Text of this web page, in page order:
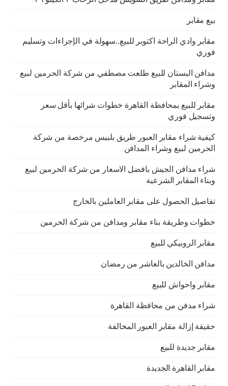
بيع مقابر
مقابر وادي الراحة اكتوبر للبيع..سهولة في الإجراءات وتسليم
فوري
مدافن البستان للبيع طلعت مصطفي من شركة الحرمين لبيع
وشراء المقابر
مقابر للبيع بمحافظة القاهرة خطوات شرائها بأقل سعر
وتسجيل فوري
كيفية شراء مقابر العبور طريق بلبيس مرخصة من شركة
الحرمين لبيع وشراء المدافن
شراء مدافن الجيش بافضل الاسعار من شركة الحرمين لبيع
وبناء المقابر الشرعية
تفاصيل الحصول على مقابر العاملين بالخارج
خطوات وطريقة بناء مقابر ومدافن من شركة الحرمين
مقابر الروبيكي للبيع
مدافن الخالدين بالعاشر من رمضان
مقابر واحواش للبيع
شراء مدفن من محافظة القاهرة
حقيقة إزالة مقابر العبور المخالفة
مقابر جديدة للبيع
مقابر القاهرة الجديدة